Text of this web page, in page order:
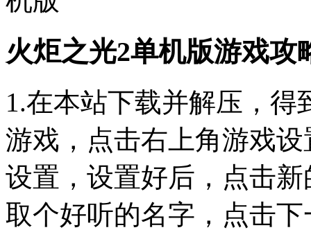
火炬之光2单机版游戏攻
1.在本站下载并解压，
游戏，点击右上角游戏
设置，设置好后，点击
取个好听的名字，点击下